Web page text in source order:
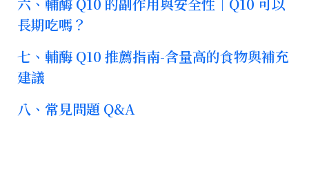
長期吃嗎？
七、輔酶 Q10 推薦指南-含量高的食物與補充
建議
八、常見問題 Q&A